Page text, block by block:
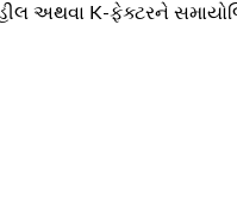
અથવા K-ફેક્ટરને